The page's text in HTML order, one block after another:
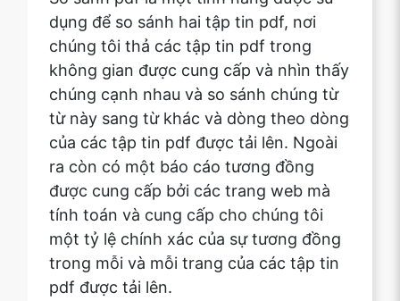
chúng cạnh nhau và so sánh chúng từ
từ này sang từ khác và dòng theo dòng
của các tập tin pdf được tải lên. Ngoài
ra còn có một báo cáo tương đồng
được cung cấp bởi các trang web mà
tính toán và cung cấp cho chúng tôi
một tỷ lệ chính xác của sự tương đồng
trong mỗi và mỗi trang của các tập tin
pdf được tải lên.
Thời gian thực hiện bởi tính